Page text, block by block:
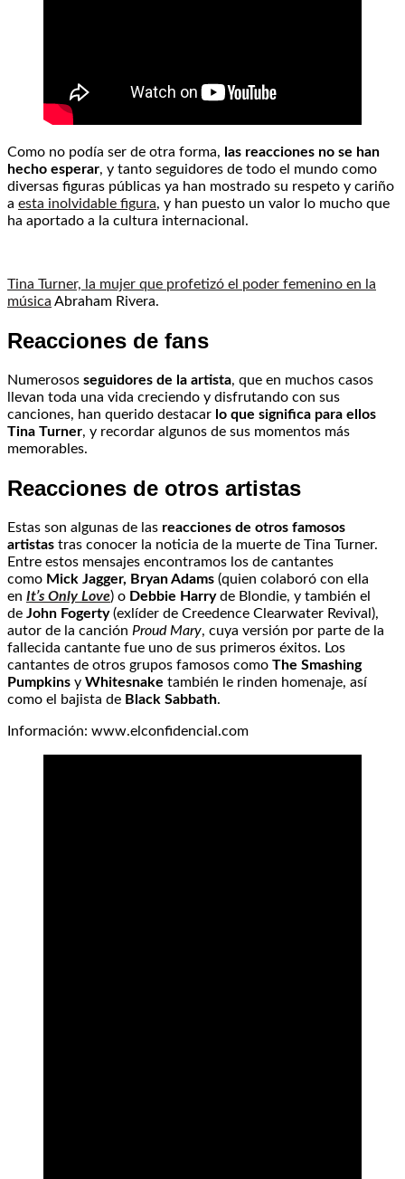
Como no podía ser de otra forma, las reacciones no se han
hecho esperar, y tanto seguidores de todo el mundo como
diversas figuras públicas ya han mostrado su respeto y cariño
a esta inolvidable figura, y han puesto un valor lo mucho que
ha aportado a la cultura internacional.
Tina Turner, la mujer que profetizó el poder femenino en la
música Abraham Rivera.
Reacciones de fans
Numerosos seguidores de la artista, que en muchos casos
llevan toda una vida creciendo y disfrutando con sus
canciones, han querido destacar lo que significa para ellos
Tina Turner, y recordar algunos de sus momentos más
memorables.
Reacciones de otros artistas
Estas son algunas de las reacciones de otros famosos
artistas tras conocer la noticia de la muerte de Tina Turner.
Entre estos mensajes encontramos los de cantantes
como Mick Jagger, Bryan Adams (quien colaboró con ella
en It’s Only Love) o Debbie Harryde Blondie, y también el
de John Fogerty(exlíder de Creedence Clearwater Revival),
autor de la canción Proud Mary, cuya versión por parte de la
fallecida cantante fue uno de sus primeros éxitos. Los
cantantes de otros grupos famosos como The Smashing
Pumpkins y Whitesnake también le rinden homenaje, así
como el bajista de Black Sabbath.
Información: www.elconfidencial.com